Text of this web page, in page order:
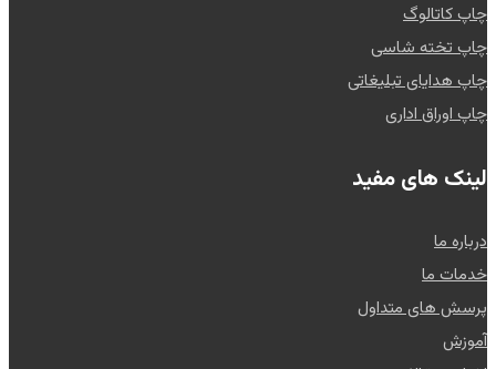
چاپ کاتالوگ
چاپ تخته شاسی
چاپ هدایای تبلیغاتی
چاپ اوراق اداری
لینک های مفید
درباره ما
خدمات ما
پرسش های متداول
آموزش